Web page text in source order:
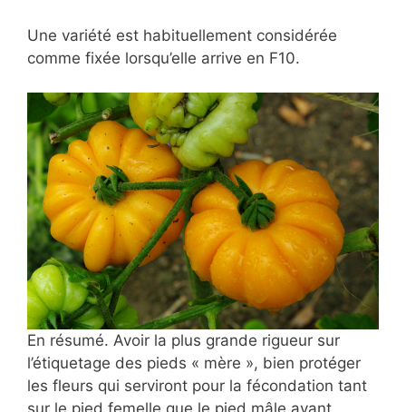
Une variété est habituellement considérée
comme fixée lorsqu’elle arrive en F10.
En résumé. Avoir la plus grande rigueur sur
l’étiquetage des pieds « mère », bien protéger
les fleurs qui serviront pour la fécondation tant